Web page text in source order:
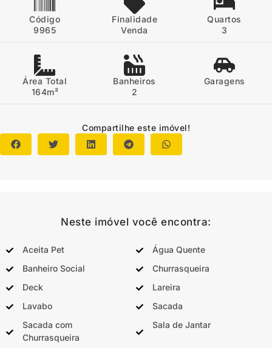
Código
9965
Finalidade
Venda
Quartos
3
Área Total
164m²
Banheiros
2
Garagens
Compartilhe este imóvel!
Neste imóvel você encontra:
Aceita Pet
Água Quente
Banheiro Social
Churrasqueira
Deck
Lareira
Lavabo
Sacada
Sacada com
Churrasqueira
Sala de Jantar